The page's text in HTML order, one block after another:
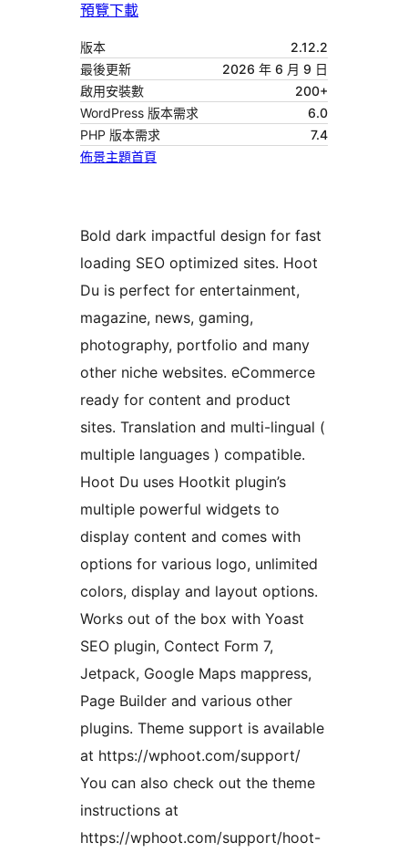
預覽下載
版本
2.12.2
最後更新
2026 年 6 月 9 日
啟用安裝數
200+
WordPress 版本需求
6.0
PHP 版本需求
7.4
佈景主題首頁
Bold dark impactful design for fast
loading SEO optimized sites. Hoot
Du is perfect for entertainment,
magazine, news, gaming,
photography, portfolio and many
other niche websites. eCommerce
ready for content and product
sites. Translation and multi-lingual (
multiple languages ) compatible.
Hoot Du uses Hootkit plugin’s
multiple powerful widgets to
display content and comes with
options for various logo, unlimited
colors, display and layout options.
Works out of the box with Yoast
SEO plugin, Contect Form 7,
Jetpack, Google Maps mappress,
Page Builder and various other
plugins. Theme support is available
at https://wphoot.com/support/
You can also check out the theme
instructions at
https://wphoot.com/support/hoot-